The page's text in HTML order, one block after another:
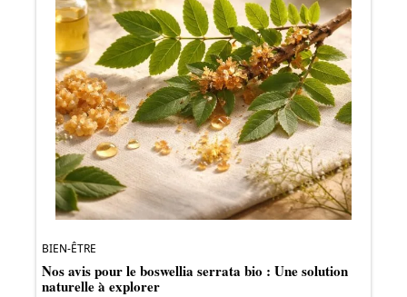
BIEN-ÊTRE
Nos avis pour le boswellia serrata bio : Une solution
naturelle à explorer